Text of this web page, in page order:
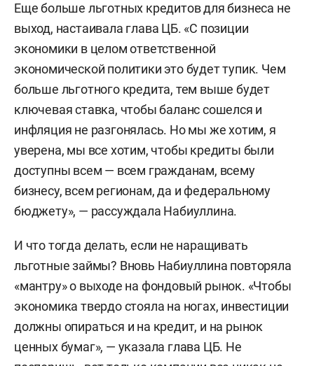
Еще больше льготных кредитов для бизнеса не
выход, настаивала глава ЦБ. «С позиции
экономики в целом ответственной
экономической политики это будет тупик. Чем
больше льготного кредита, тем выше будет
ключевая ставка, чтобы баланс сошелся и
инфляция не разгонялась. Но мы же хотим, я
уверена, мы все хотим, чтобы кредиты были
доступны всем — всем гражданам, всему
бизнесу, всем регионам, да и федеральному
бюджету», — рассуждала Набиуллина.
И что тогда делать, если не наращивать
льготные займы? Вновь Набиуллина повторяла
«мантру» о выходе на фондовый рынок. «Чтобы
экономика твердо стояла на ногах, инвестиции
должны опираться и на кредит, и на рынок
ценных бумаг», — указала глава ЦБ. Не